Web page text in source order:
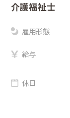
介護福祉士
雇用形態
給与
休日